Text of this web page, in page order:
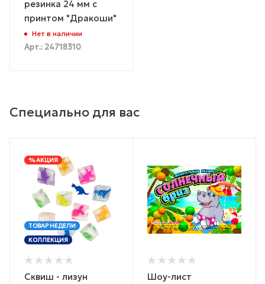
резинка 24 мм с
принтом "Дракоши"
Нет в наличии
Арт.: 24718310
Специально для вас
% АКЦИЯ
ТОВАР НЕДЕЛИ
КОЛЛЕКЦИЯ
Сквиш - лизун
Шоу-лист